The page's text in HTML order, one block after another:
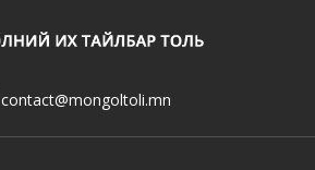
contact@mongoltoli.mn